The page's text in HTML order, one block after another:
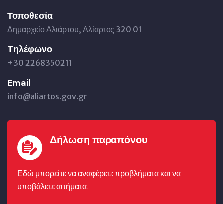
Τοποθεσία
Δημαρχείο Αλιάρτου, Αλίαρτος 320 01
Tηλέφωνο
+30 2268350211
Email
info@aliartos.gov.gr
Δήλωση παραπόνου
Εδώ μπορείτε να αναφέρετε προβλήματα και να
υποβάλετε αιτήματα.